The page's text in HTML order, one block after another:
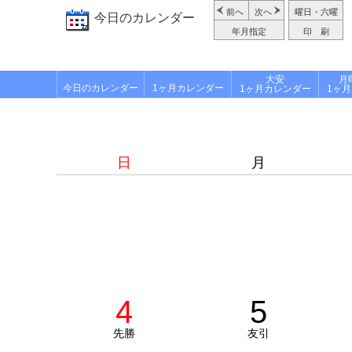
今日のカレンダー 前へ 次へ
年月指定
曜日・六曜
印 刷
今日のカレンダー 1ヶ月カレンダー
大安
1ヶ月カレンダー
月
1ヶ
日 月
4
先勝
5
友引